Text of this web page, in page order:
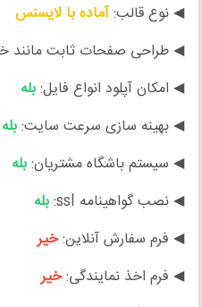
◀ نوع قالب:آماده با لایسنس
◀ طراحی صفحات ثابت مانند
◀ امکان آپلود انواع فایل:بله
◀ بهینه سازی سرعت سایت:بله
◀ سیستم باشگاه مشتریان:بله
◀ نصب گواهینامه ssl:
بله
◀ فرم سفارش آنلاین:خیر
◀ فرم اخذ نمایندگی:خیر